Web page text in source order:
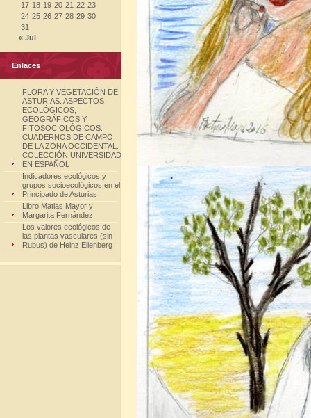
17 18 19 20 21 22 23
24 25 26 27 28 29 30
31
« Jul
Enlaces
FLORA Y VEGETACIÓN DE
ASTURIAS. ASPECTOS
ECOLÓGICOS,
GEOGRÁFICOS Y
FITOSOCIOLÓGICOS.
CUADERNOS DE CAMPO
DE LA ZONA OCCIDENTAL.
COLECCIÓN UNIVERSIDAD
EN ESPAÑOL
Indicadores ecológicos y
grupos socioecológicos en el
Principado de Asturias
Libro Matias Mayor y
Margarita Fernández
Los valores ecológicos de
las plantas vasculares (sin
Rubus) de Heinz Ellenberg